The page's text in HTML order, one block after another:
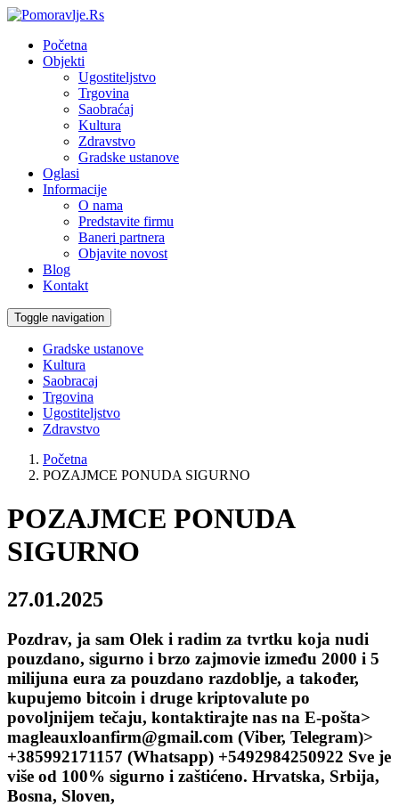
Početna
Objekti
Ugostiteljstvo
Trgovina
Saobraćaj
Kultura
Zdravstvo
Gradske ustanove
Oglasi
Informacije
O nama
Predstavite firmu
Baneri partnera
Objavite novost
Blog
Kontakt
Toggle navigation
Gradske ustanove
Kultura
Saobracaj
Trgovina
Ugostiteljstvo
Zdravstvo
Početna
POZAJMCE PONUDA SIGURNO
POZAJMCE PONUDA
SIGURNO
27.01.2025
Pozdrav, ja sam Olek i radim za tvrtku koja nudi
pouzdano, sigurno i brzo zajmovie između 2000 i 5
milijuna eura za pouzdano razdoblje, a također,
kupujemo bitcoin i druge kriptovalute po
povoljnijem tečaju, kontaktirajte nas na E-pošta>
magleauxloanfirm@gmail.com (Viber, Telegram)>
+385992171157 (Whatsapp) +5492984250922 Sve je
više od 100% sigurno i zaštićeno. Hrvatska, Srbija,
Bosna, Sloven,